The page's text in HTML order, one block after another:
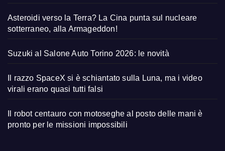
Asteroidi verso la Terra? La Cina punta sul nucleare
sotterraneo, alla Armageddon!
Suzuki al Salone Auto Torino 2026: le novità
Il razzo SpaceX si è schiantato sulla Luna, ma i video
virali erano quasi tutti falsi
Il robot centauro con motoseghe al posto delle mani è
pronto per le missioni impossibili